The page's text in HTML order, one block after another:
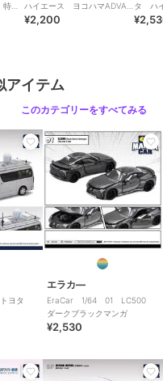
注
ハイエース ヨコハマADVAN
カンパニーカー
¥2,200
タ ハ
リーホ
アイテム
このカテゴリーをすべてみる
ヨタ
エラカ―
EraCar 1/64 01 LC500
ダークブラックマンガ
¥2,530